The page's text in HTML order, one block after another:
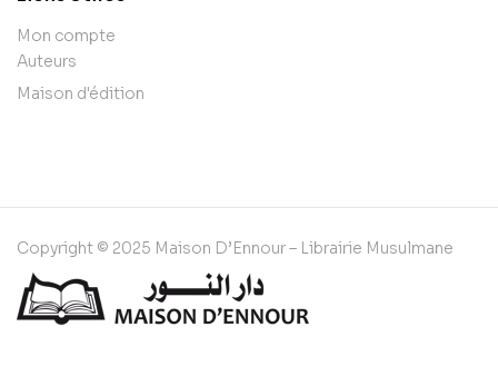
Mon compte
Auteurs
Maison d'édition
Copyright © 2025 Maison D’Ennour – Librairie Musulmane